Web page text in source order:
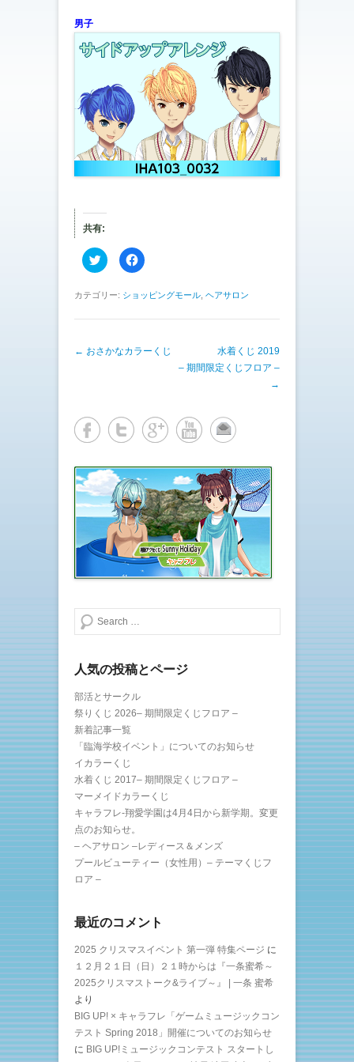
男子
共有:
ク
リ
し
w
t
新
し
い
ン
ド
ウ
で
開
き
ま
す
)
F
a
b
k
有
ッ
ク
し
だ
さ
い
(
新
し
い
ウ
ィ
ン
ド
ウ
で
ま
カテゴリー: ショッピングモール ヘアサロン
投稿ナビゲーション
← おさかなカラーくじ
水着くじ 2019
– 期間限定くじフロア –
→
検索する
人気の投稿とページ
部活とサークル
祭りくじ 2026– 期間限定くじフロア –
新着記事一覧
「臨海学校イベント」についてのお知らせ
イカラーくじ
水着くじ 2017– 期間限定くじフロア –
マーメイドカラーくじ
キャラフレ-翔愛学園は4月4日から新学期。変更
点のお知らせ。
– ヘアサロン –レディース＆メンズ
プールビューティー（女性用）– テーマくじフ
ロア –
最近のコメント
2025 クリスマスイベント 第一弾 特集ページ に
１２月２１日（日）２１時からは『一条蜜希～
2025クリスマストーク&ライブ～』 | 一条 蜜希
より
BIG UP! × キャラフレ「ゲームミュージックコン
テスト Spring 2018」開催についてのお知らせ
に BIG UP!ミュージックコンテスト スタートし